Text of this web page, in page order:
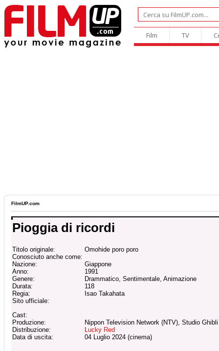
Film TV
FilmUP.com
Pioggia di ricordi
Titolo originale:
Omohide poro poro
Conosciuto anche come:
Nazione:
Giappone
Anno:
1991
Genere:
Drammatico, Sentimentale, Animazione
Durata:
118
Regia:
Isao Takahata
Sito ufficiale:
Cast:
Produzione:
Nippon Television Network (NTV), Studio Ghibli
Distribuzione:
Lucky Red
Data di uscita:
04 Luglio 2024 (cinema)